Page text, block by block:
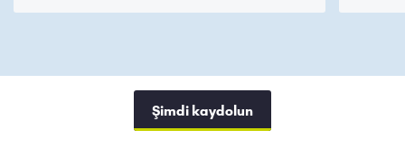
Şimdi kaydolun